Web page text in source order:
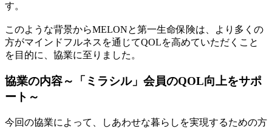
す。
このような背景からMELONと第一生命保険は、より多くの
方がマインドフルネスを通じてQOLを高めていただくこと
を目的に、協業に至りました。
協業の内容～「ミラシル」会員のQOL向上をサポ
ート～
今回の協業によって、しあわせな暮らしを実現するための方